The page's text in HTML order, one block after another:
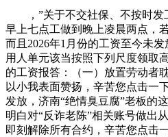
，”关于不交社保、不按时发
早上七点工做到晚上凌晨两点，
而且2026年1月份的工资至今未
用人单元该当按照下列尺度领取
的工资报答：（一）放置劳动者
以小我表面赞扬，辛苦您点击一
发放，济南“绝情臭豆腐”老板的
明白对“反诈老陈”相关账号做出
即刻解除所有合约，辛苦您点击